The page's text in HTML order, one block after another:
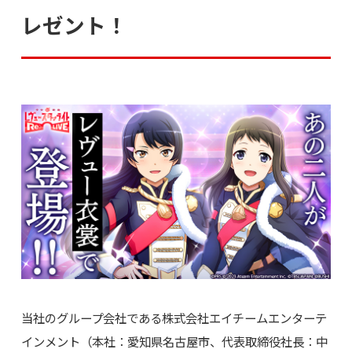
レゼント！
当社のグループ会社である株式会社エイチームエンターテ
インメント（本社：愛知県名古屋市、代表取締役社長：中